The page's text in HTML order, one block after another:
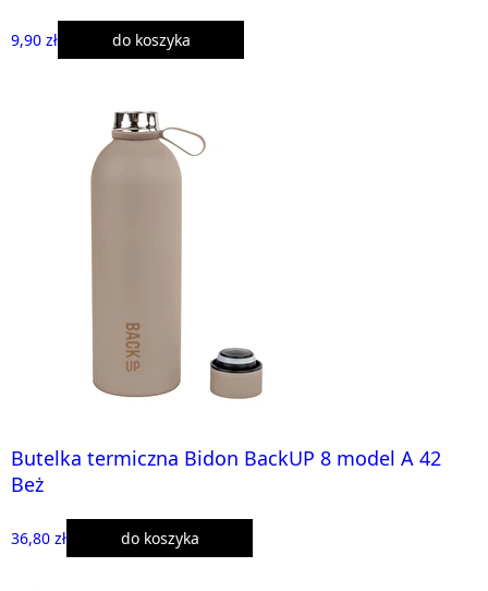
9,90 zł do koszyka
Butelka termiczna Bidon BackUP 8 model A 42
Beż
36,80 zł do koszyka